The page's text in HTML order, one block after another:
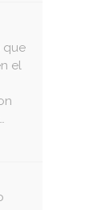
que
el